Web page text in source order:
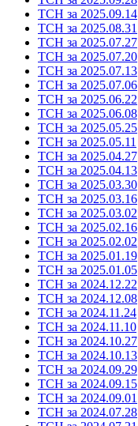
ТСН за 2025.09.14
ТСН за 2025.08.31
ТСН за 2025.07.27
ТСН за 2025.07.20
ТСН за 2025.07.13
ТСН за 2025.07.06
ТСН за 2025.06.22
ТСН за 2025.06.08
ТСН за 2025.05.25
ТСН за 2025.05.11
ТСН за 2025.04.27
ТСН за 2025.04.13
ТСН за 2025.03.30
ТСН за 2025.03.16
ТСН за 2025.03.02
ТСН за 2025.02.16
ТСН за 2025.02.02
ТСН за 2025.01.19
ТСН за 2025.01.05
ТСН за 2024.12.22
ТСН за 2024.12.08
ТСН за 2024.11.24
ТСН за 2024.11.10
ТСН за 2024.10.27
ТСН за 2024.10.13
ТСН за 2024.09.29
ТСН за 2024.09.15
ТСН за 2024.09.01
ТСН за 2024.07.28